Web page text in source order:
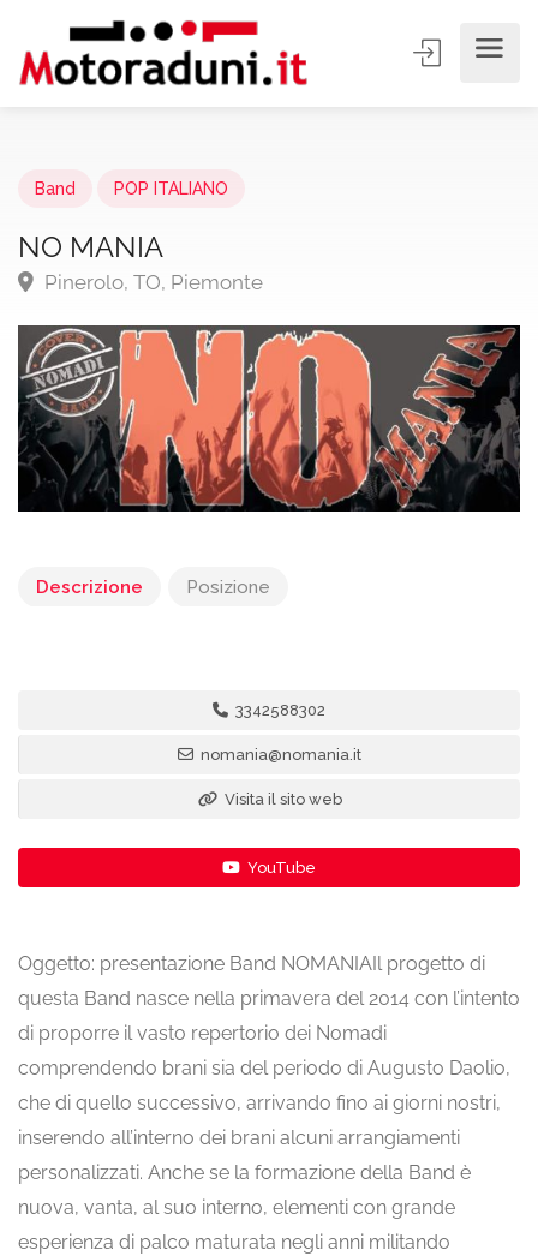
Band POP ITALIANO
NO MANIA
Pinerolo, TO, Piemonte
Descrizione Posizione
3342588302
nomania@nomania.it
Visita il sito web
YouTube
Oggetto: presentazione Band NOMANIAIl progetto di
questa Band nasce nella primavera del 2014 con l’intento
di proporre il vasto repertorio dei Nomadi
comprendendo brani sia del periodo di Augusto Daolio,
che di quello successivo, arrivando fino ai giorni nostri,
inserendo all’interno dei brani alcuni arrangiamenti
personalizzati. Anche se la formazione della Band è
nuova, vanta, al suo interno, elementi con grande
esperienza di palco maturata negli anni militando